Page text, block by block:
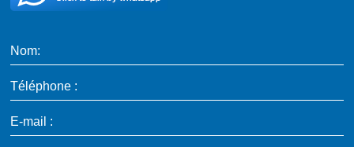
Nom:
Téléphone :
E-mail :